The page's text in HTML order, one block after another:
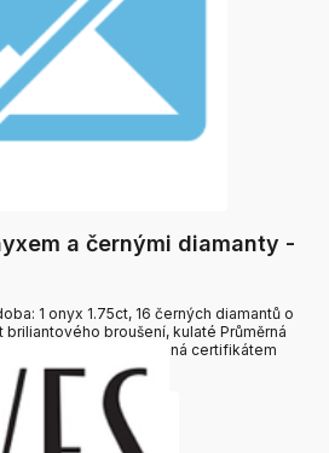
a černými diamanty -
1 onyx 1.75ct, 16 černých diamantů o
broušení, kulaté Průměrná
kamenů potvrzená certifikátem